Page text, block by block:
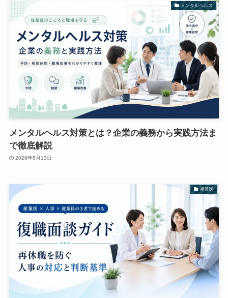
メンタルヘルス
メンタルヘルス対策とは？企業の義務から実践方法ま
で徹底解説
2026年5月13日
産業医